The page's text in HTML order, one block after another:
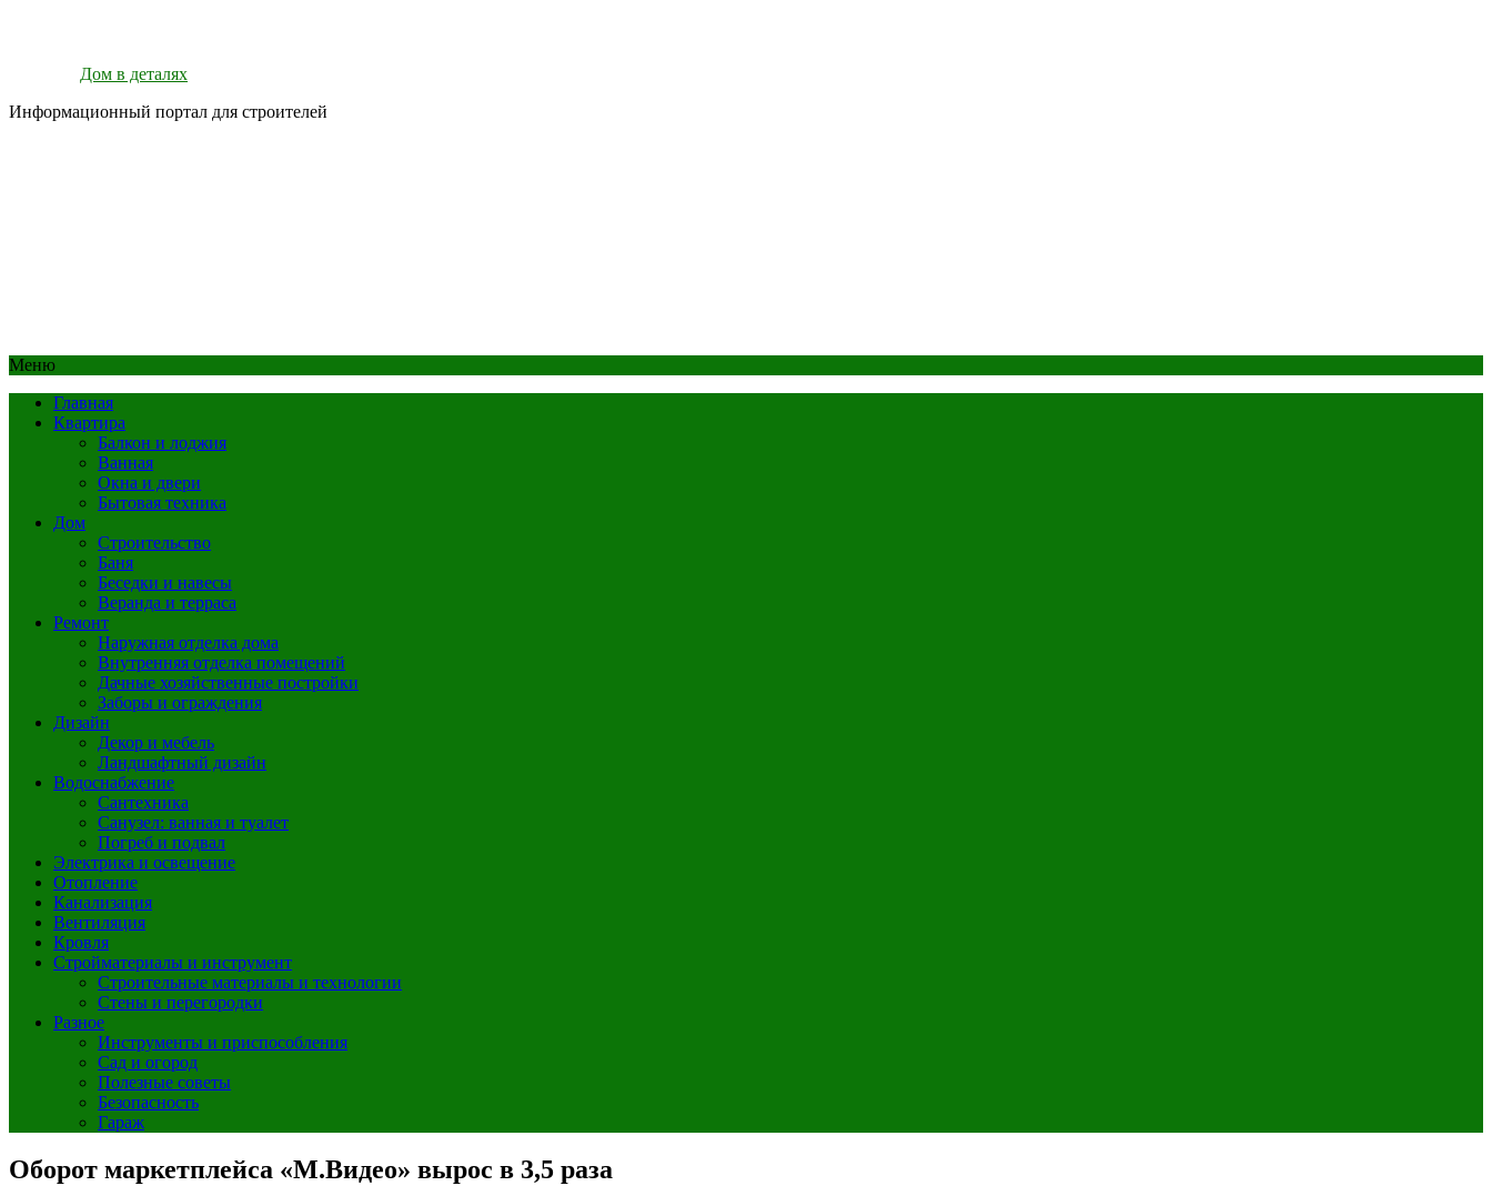
Дом в деталях
Информационный портал для строителей
Меню
Главная
Квартира
Балкон и лоджия
Ванная
Окна и двери
Бытовая техника
Дом
Строительство
Баня
Беседки и навесы
Веранда и терраса
Ремонт
Наружная отделка дома
Внутренняя отделка помещений
Дачные хозяйственные постройки
Заборы и ограждения
Дизайн
Декор и мебель
Ландшафтный дизайн
Водоснабжение
Сантехника
Санузел: ванная и туалет
Погреб и подвал
Электрика и освещение
Отопление
Канализация
Вентиляция
Кровля
Стройматериалы и инструмент
Строительные материалы и технологии
Стены и перегородки
Разное
Инструменты и приспособления
Сад и огород
Полезные советы
Безопасность
Гараж
Оборот маркетплейса «М.Видео» вырос в 3,5 раза